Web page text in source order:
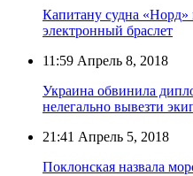
Капитану судна «Норд»
электронный браслет
11:59 Апрель 8, 2018
Украина обвинила
нелегально вывезти
21:41 Апрель 5, 2018
Поклонская назвала